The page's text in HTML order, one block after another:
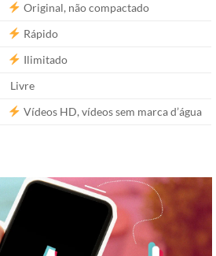
Original, não compactado
Rápido
Ilimitado
Livre
Vídeos HD, vídeos sem marca d’água